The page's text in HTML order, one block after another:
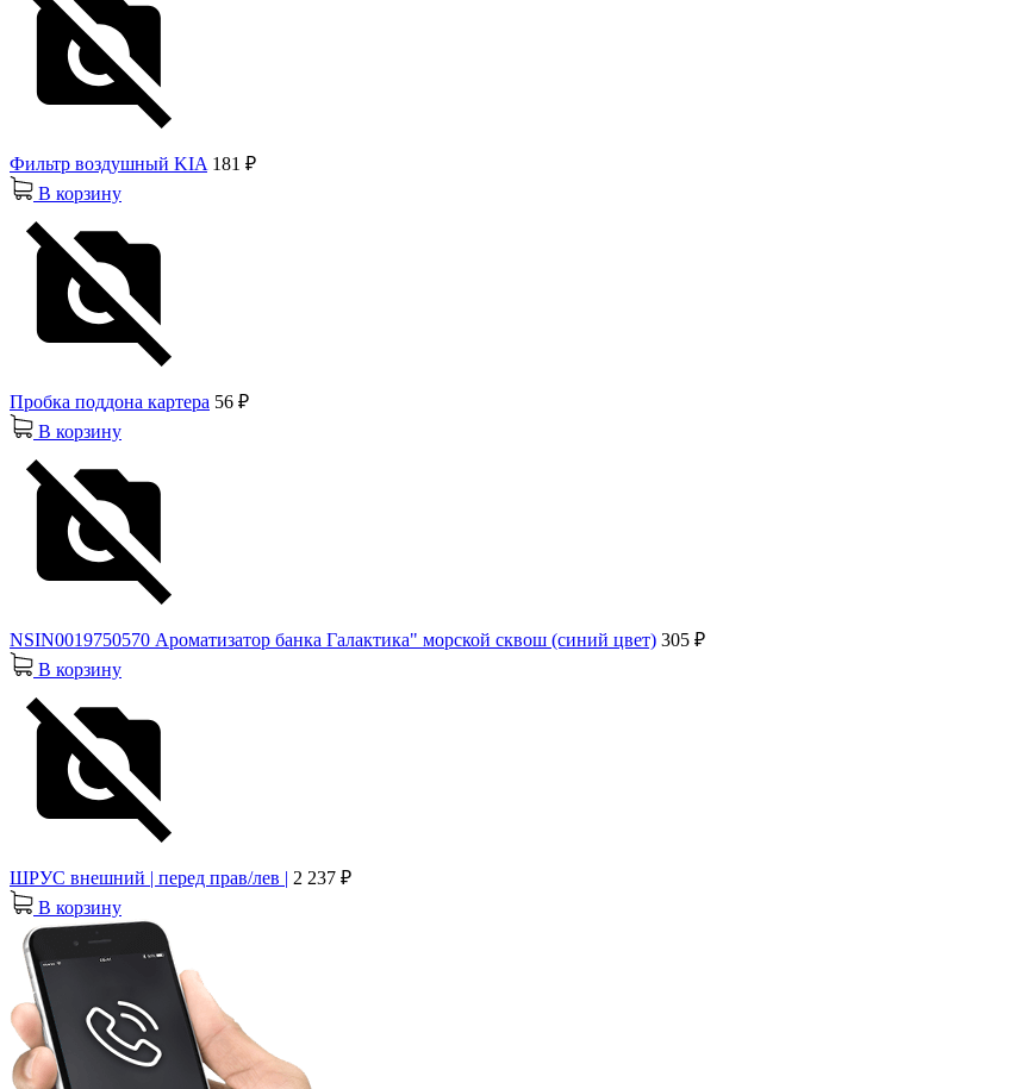
Фильтр воздушный KIA 181 ₽
В корзину
Пробка поддона картера 56 ₽
В корзину
NSIN0019750570 Ароматизатор банка Галактика" морской сквош (синий цвет) 305 ₽
В корзину
ШРУС внешний | перед прав/лев | 2 237 ₽
В корзину